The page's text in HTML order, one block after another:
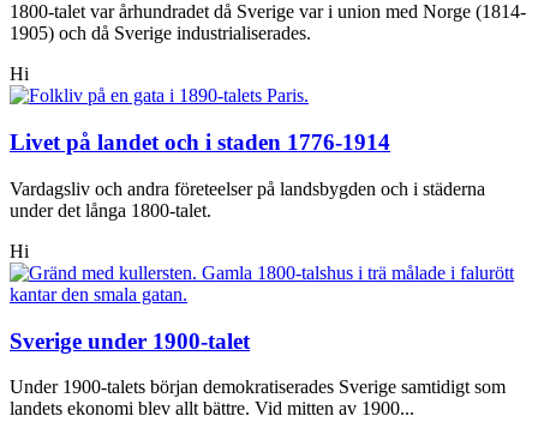
1800-talet var århundradet då Sverige var i union med Norge (1814-
1905) och då Sverige industrialiserades.
Hi
Livet på landet och i staden 1776-1914
Vardagsliv och andra företeelser på landsbygden och i städerna
under det långa 1800-talet.
Hi
Sverige under 1900-talet
Under 1900-talets början demokratiserades Sverige samtidigt som
landets ekonomi blev allt bättre. Vid mitten av 1900...